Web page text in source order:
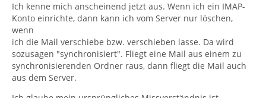
Ich kenne mich anscheinend jetzt aus. Wenn ich ein IMAP-
Konto einrichte, dann kann ich vom Server nur löschen,
wenn
ich die Mail verschiebe bzw. verschieben lasse. Da wird
sozusagen "synchronisiert". Fliegt eine Mail aus einem zu
synchronisierenden Ordner raus, dann fliegt die Mail auch
aus dem Server.